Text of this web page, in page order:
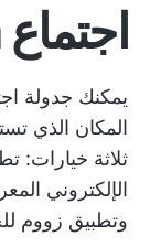
اجتماع Zoom
يمكنك جدولة
المكان الذي
ثلاثة خيارات:
الإلكتروني
وتطبيق زووم